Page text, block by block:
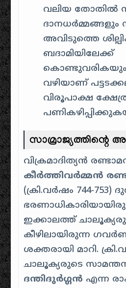
വലിയ തോതിൽ
ദാനധർമ്മങ്ങളും
അവിടുത്തെ
ബദാമിയിലേക്ക്
വഴിയാണ്
വിരൂപാക്ഷ
സാമ്രാജ്യത്തിന്റെ
വിക്രമാദിത്യൻ
കീർത്തിവർമ്മൻ
(ക്രി.വർഷം 744-
ഇക്കാലത്ത്
കീഴിലായിരുന്ന
ശക്തരായി മാറി.
ചാലൂക്യരുടെ
ദന്തിദുർഗ്ഗൻ എന്ന